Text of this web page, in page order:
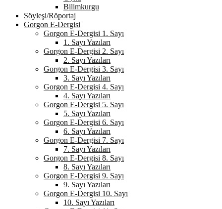
Bilimkurgu
Söyleşi/Röportaj
Gorgon E-Dergisi
Gorgon E-Dergisi 1. Sayı
1. Sayı Yazıları
Gorgon E-Dergisi 2. Sayı
2. Sayı Yazıları
Gorgon E-Dergisi 3. Sayı
3. Sayı Yazıları
Gorgon E-Dergisi 4. Sayı
4. Sayı Yazıları
Gorgon E-Dergisi 5. Sayı
5. Sayı Yazıları
Gorgon E-Dergisi 6. Sayı
6. Sayı Yazıları
Gorgon E-Dergisi 7. Sayı
7. Sayı Yazıları
Gorgon E-Dergisi 8. Sayı
8. Sayı Yazıları
Gorgon E-Dergisi 9. Sayı
9. Sayı Yazıları
Gorgon E-Dergisi 10. Sayı
10. Sayı Yazıları